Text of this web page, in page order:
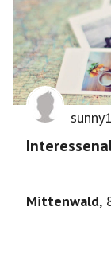
Mittenwald,